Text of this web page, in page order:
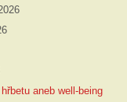
aneb well-being